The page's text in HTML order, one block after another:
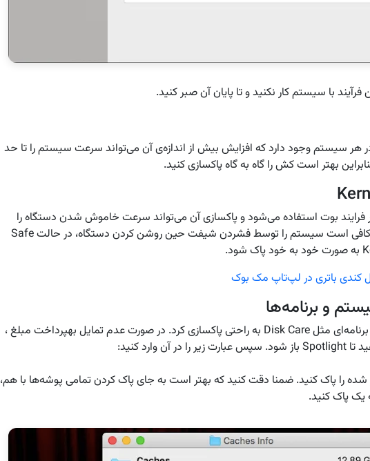
با سیستم کار نکنید و تا پایان آن صبر کنید.
هر سیستم وجود دارد که افزایش بیش از اندازه‌ی آن می‌تواند سرعت سیستم را تا حد
بهتر است کش را گاه به گاه پاکسازی کنید.
بوت استفاده می‌شود و پاکسازی آن می‌تواند سرعت خاموش شدن دستگاه را
افزایش دهد. برای این کار کافی است سیستم را توسط فشردن شیفت حین روشن کردن دستگاه، در حالت Safe
کندی باتری در لپ‌تاپ مک بوک
و برنامه‌ها
این کش را می‌تواند توسط برنامه‌ای مثل Disk Care به راحتی پاکسازی کرد. در صورت عدم تمایل بهپرداخت مبلغ ،
را پاک کنید. ضمنا دقت کنید که بهتر است به جای پاک کردن تمامی پوشه‌ها با هم،
یک پاک کنید.